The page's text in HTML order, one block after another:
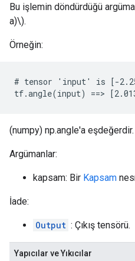
Bu işlemin döndürdüğü
a)\).
Örneğin:
# tensor 'input' is [-
tf.angle(input) ==>
(numpy) np.angle'a eşdeğerdir.
Argümanlar:
kapsam: Bir Kapsam
İade:
Output : Çıkış tensörü.
Yapıcılar ve Yıkıcılar